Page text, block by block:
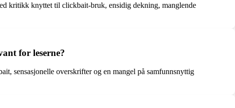
kritikk knyttet til clickbait-bruk, ensidig dekning, manglende
for leserne?
sensasjonelle overskrifter og en mangel på samfunnsnyttig